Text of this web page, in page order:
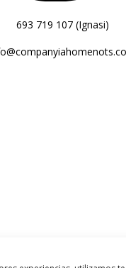
693 719 107 (Ignasi)